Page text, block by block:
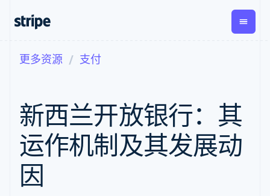
支付
在线支付
Payment links
无代码支付
Checkout
预构建支付界
面
Elements
经常性收入
Metronome
按用量计费
Subscriptions
订阅管理
Global
Payouts
向第三
方打款
按企业阶段
按应用场景
文档
库与 SDK
Stripe Apps
学习
指南
支持
更多资源 支付
新西兰开放银行：其
运作机制及其发展动
因